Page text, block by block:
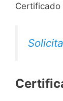
Certificado